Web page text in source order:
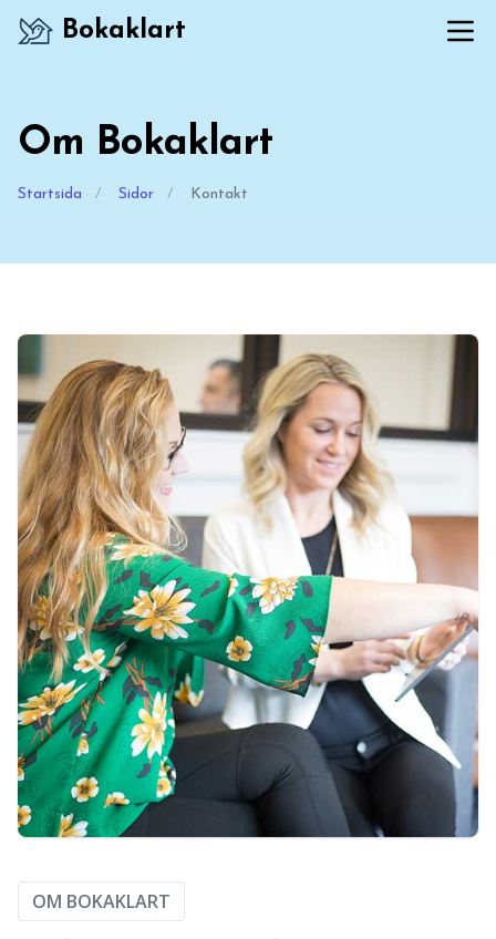
Bokaklart
Om Bokaklart
Startsida / Sidor / Kontakt
OM BOKAKLART